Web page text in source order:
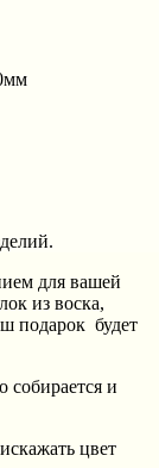
для вашей
из воска,
подарок будет
собирается и
цвет